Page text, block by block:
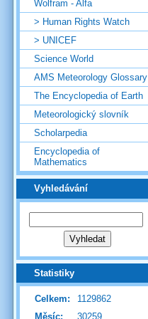
Wolfram - Alfa
> Human Rights Watch
> UNICEF
Science World
AMS Meteorology Glossary
The Encyclopedia of Earth
Meteorologický slovník
Scholarpedia
Encyclopedia of
Mathematics
Vyhledávání
Statistiky
Celkem:
1129862
Měsíc:
30259